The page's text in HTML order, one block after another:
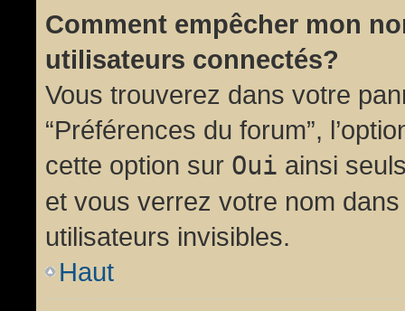
Comment empêcher mon
utilisateurs connectés?
Vous trouverez dans votre
“Préférences du forum”,
cette option sur Oui ainsi
et vous verrez votre nom
utilisateurs invisibles.
Haut